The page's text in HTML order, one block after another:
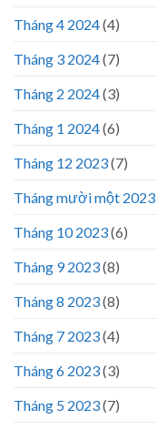
Tháng 4 2024(4)
Tháng 3 2024(7)
Tháng 2 2024(3)
Tháng 1 2024(6)
Tháng 12 2023(7)
Tháng mười một 2023
Tháng 10 2023(6)
Tháng 9 2023(8)
Tháng 8 2023(8)
Tháng 7 2023(4)
Tháng 6 2023(3)
Tháng 5 2023(7)